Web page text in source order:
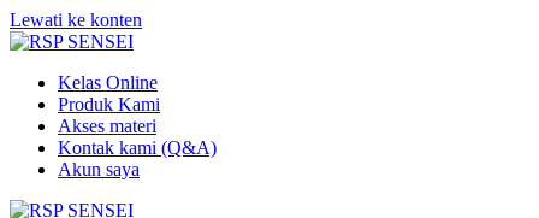
Lewati ke konten
Kelas Online
Produk Kami
Akses materi
Kontak kami (Q&A)
Akun saya